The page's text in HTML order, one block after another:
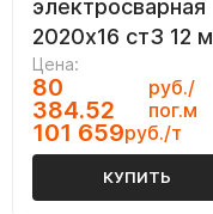
электросварная
2020х16 ст3 12 м
Цена:
80
384.52
руб./
пог.м
101 659руб./т
КУПИТЬ